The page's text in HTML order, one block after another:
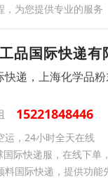
，为您提供专业的服务
品国际快递有
快递，上海化学品
15221848446
运，24小时全天在线
国际快递服，在线下单
料国际快递，提供功能